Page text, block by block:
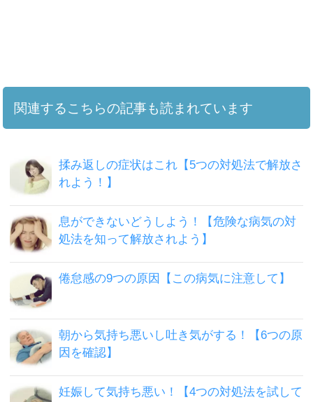
関連するこちらの記事も読まれています
揉み返しの症状はこれ【5つの対処法で解放さ
れよう！】
息ができないどうしよう！【危険な病気の対
処法を知って解放されよう】
倦怠感の9つの原因【この病気に注意して】
朝から気持ち悪いし吐き気がする！【6つの原
因を確認】
妊娠して気持ち悪い！【4つの対処法を試して